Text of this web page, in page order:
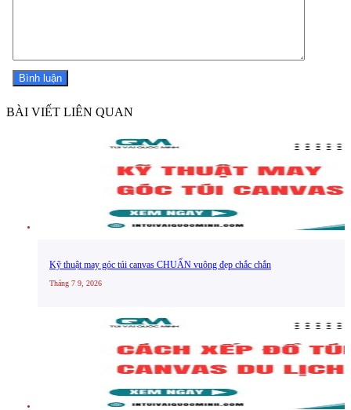
BÀI VIẾT LIÊN QUAN
Kỹ thuật may góc túi canvas CHUẨN vuông đẹp chắc chắn
Tháng 7 9, 2026